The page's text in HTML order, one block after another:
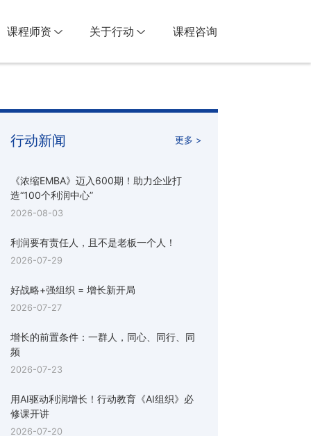
课程师资 关于行动 课程咨询
行动新闻 更多 >
《浓缩EMBA》迈入600期！助力企业打
造“100个利润中心”
2026-08-03
利润要有责任人，且不是老板一个人！
2026-07-29
好战略+强组织 = 增长新开局
2026-07-27
增长的前置条件：一群人，同心、同行、同
频
2026-07-23
用AI驱动利润增长！行动教育《AI组织》必
修课开讲
2026-07-20